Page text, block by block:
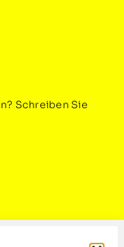
Schreiben Sie